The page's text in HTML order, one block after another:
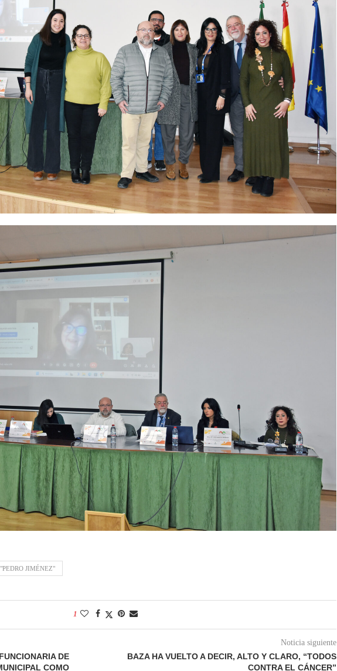
JIMÉNEZ"
1
DE
COMO
Noticia siguiente
BAZA HA VUELTO A DECIR, ALTO Y CLARO, “TODOS
CONTRA EL CÁNCER”